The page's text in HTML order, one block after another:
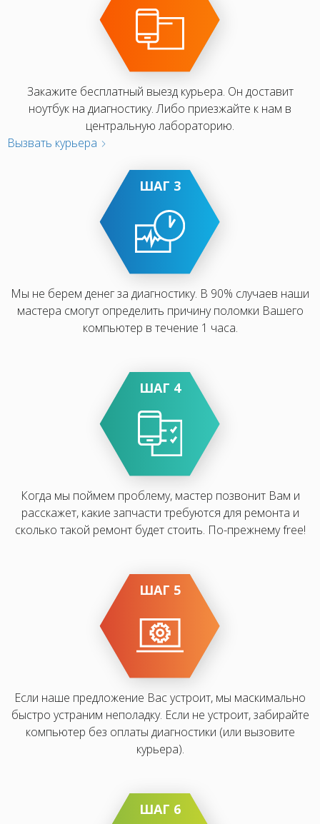
Закажите бесплатный выезд курьера. Он доставит
ноутбук на диагностику. Либо приезжайте к нам в
центральную лабораторию.
Вызвать курьера
ШАГ 3
Мы не берем денег за диагностику. В 90% случаев наши
мастера смогут определить причину поломки Вашего
компьютер в течение 1 часа.
ШАГ 4
Когда мы поймем проблему, мастер позвонит Вам и
расскажет, какие запчасти требуются для ремонта и
сколько такой ремонт будет стоить. По-прежнему free!
ШАГ 5
Если наше предложение Вас устроит, мы маскимально
быстро устраним неполадку. Если не устроит, забирайте
компьютер без оплаты диагностики (или вызовите
курьера).
ШАГ 6